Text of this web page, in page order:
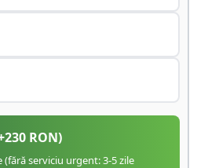
230 RON)
serviciu urgent: 3-5 zile